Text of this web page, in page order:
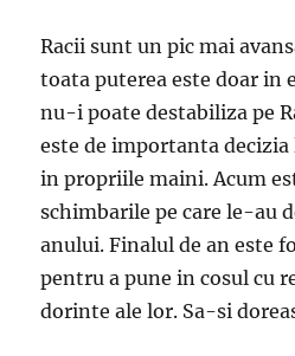
Racii sunt un pic mai
toata puterea este doar in
nu-i poate destabiliza pe
este de importanta
in propriile maini. Acum
schimbarile pe care le-au
anului. Finalul de an este
pentru a pune in cosul cu
dorinte ale lor. Sa-si